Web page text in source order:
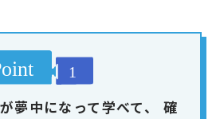
夢中になって学べて、
確